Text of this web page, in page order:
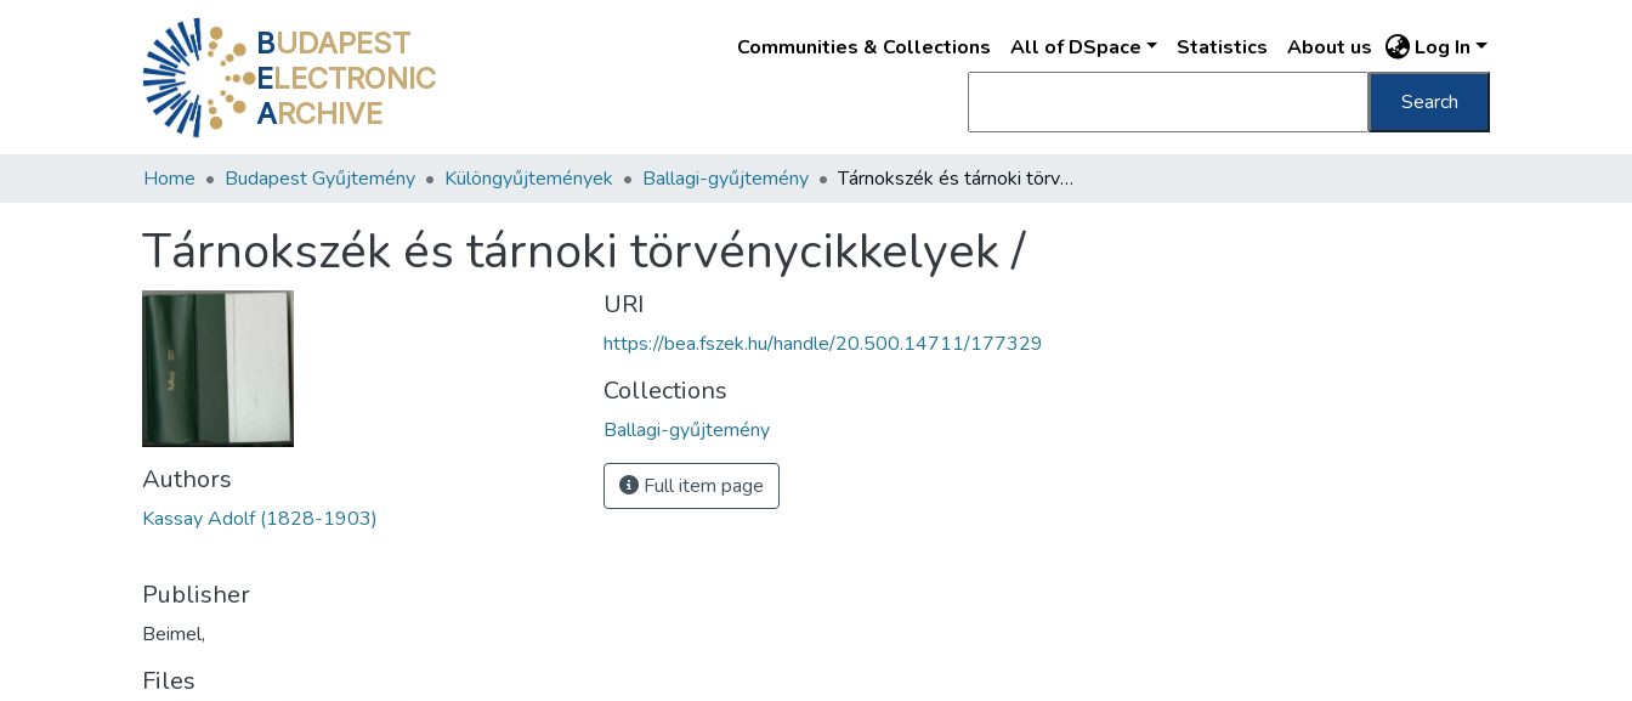
BUDAPEST
ELECTRONIC
ARCHIVE
Communities & Collections All of DSpace Statistics About us Log In
Search
Home Budapest Gyűjtemény Különgyűjtemények Ballagi-gyűjtemény Tárnokszék és tárnoki törvénycikkelyek /
Tárnokszék és tárnoki törvénycikkelyek /
Authors
Kassay Adolf (1828-1903)
Publisher
Beimel,
Files
URI
https://bea.fszek.hu/handle/20.500.14711/177329
Collections
Ballagi-gyűjtemény
Full item page